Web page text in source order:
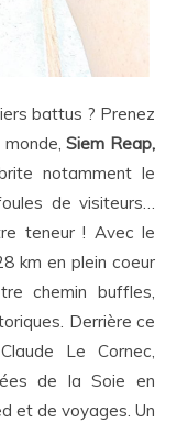
battus ? Prenez
monde,Siem Reap,
notamment le
de visiteurs…
teneur ! Avec le
km en plein coeur
chemin buffles,
Derrière ce
Le Cornec,
de la Soie en
et de voyages. Un